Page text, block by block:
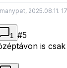
2025.08.11.
1 #5
is